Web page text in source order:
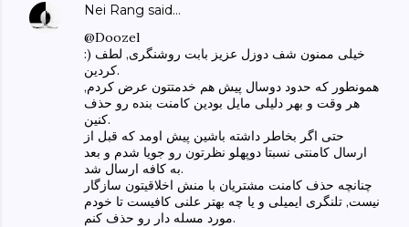
Nei Rang said…
@Doozel
:) خیلی ممنون شف دوزل عزیز بابت روشنگری, لطف
کردین.
همونطور که حدود دوسال پیش هم خدمتتون عرض کردم,
هر وقت و بهر دلیلی مایل بودین کامنت بنده رو حذف
کنین.
حتی اگر بخاطر داشته باشین پیش اومد که قبل از
ارسال کامنتی نسبتا دوپهلو نظرتون رو جویا شدم و بعد
به کافه ارسال شد.
چنانچه حذف کامنت مشتریان با منش اخلاقیتون سازگار
نیست, تلنگری ایمیلی و یا چه بهتر علنی کافیست تا خودم
مورد مسله دار رو حذف کنم.